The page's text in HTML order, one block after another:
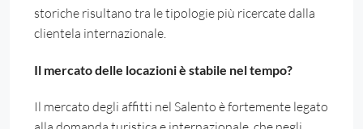
storiche risultano tra le tipologie più ricercate dalla
clientela internazionale.
Il mercato delle locazioni è stabile nel tempo?
Il mercato degli affitti nel Salento è fortemente legato